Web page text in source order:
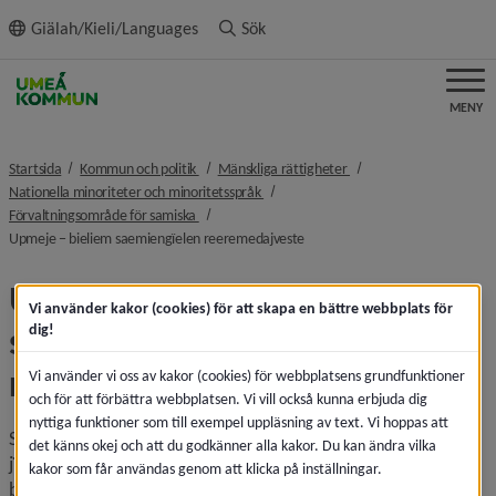
innehållet
Giälah/Kieli/Languages Sök
MENY
Startsida Kommun och politik nivå i brödsmulenavigeringen
Mänskliga rättigheter nivå i
Nationella minoriteter och minoritetsspråk nivå i brödsmulenavigeringen
Förvaltningsområde för samiska
nivå i brödsmulenavigeringen
Upmeje − bieliem saemiengïelen reeremedajvestenivå i brödsmulenavigeringen
Upmeje − bieliem
saemiengïelen
reeremedajveste
Saemieh leah aktem daejstie veartenen aalkoealmetjistie
jïjtje kultuvrine, jïjtje gïeline jïh jïjtje vuekine. Upmeje lea
bielie dajveste gusnie saemieh årroeminie, barkeminie jïh
Vi använder kakor (cookies) för att skapa en bättre webbplats för
dig!
Vi använder vi oss av kakor (cookies) för webbplatsens grundfunktioner
och för att förbättra webbplatsen. Vi vill också kunna erbjuda dig
nyttiga funktioner som till exempel uppläsning av text. Vi hoppas att
det känns okej och att du godkänner alla kakor. Du kan ändra vilka
kakor som får användas genom att klicka på inställningar.